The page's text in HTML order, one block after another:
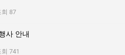
회 87
사 안내
회 741